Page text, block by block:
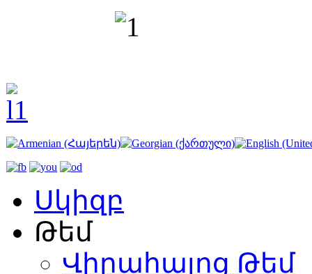
Սկիզբ
Թեմ
Վիրահայոց Թեմ